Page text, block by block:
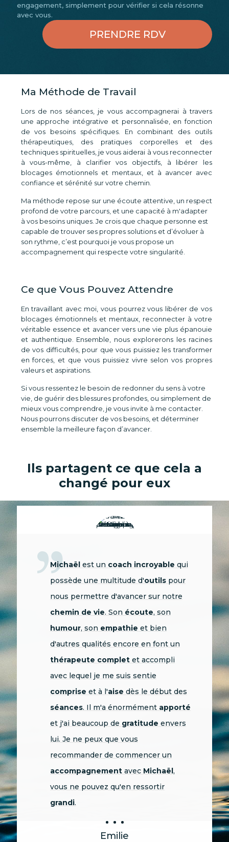
engagement, simplement pour vérifier si cela résonne
avec vous.
PRENDRE RDV
Ma Méthode de Travail
Lors de nos séances, je vous accompagnerai à travers
une approche intégrative et personnalisée, en fonction
de vos besoins spécifiques. En combinant des outils
thérapeutiques, des pratiques corporelles et des
techniques spirituelles, je vous aiderai à vous reconnecter
à vous-même, à clarifier vos objectifs, à libérer les
blocages émotionnels et mentaux, et à avancer avec
confiance et sérénité sur votre chemin.
Ma méthode repose sur une écoute attentive, un respect
profond de votre parcours, et une capacité à m'adapter
à vos besoins uniques. Je crois que chaque personne est
capable de trouver ses propres solutions et d’évoluer à
son rythme, c’est pourquoi je vous propose un
accompagnement qui respecte votre singularité.
Ce que Vous Pouvez Attendre
En travaillant avec moi, vous pourrez vous libérer de vos
blocages émotionnels et mentaux, reconnecter à votre
véritable essence et avancer vers une vie plus épanouie
et authentique. Ensemble, nous explorerons les racines
de vos difficultés, pour que vous puissiez les transformer
en forces, et que vous puissiez vivre selon vos propres
valeurs et aspirations.
Si vous ressentez le besoin de redonner du sens à votre
vie, de guérir des blessures profondes, ou simplement de
mieux vous comprendre, je vous invite à me contacter.
Nous pourrons discuter de vos besoins, et déterminer
ensemble la meilleure façon d’avancer.
Ils partagent ce que cela a
changé pour eux
Ce qui m'a d'abord frappé, c'est sa
capacité àcomprendre
intuitivementce qui se joueen
profondeur, parfois mêmeau-delà
des mots. Son intelligence
relationnelleest remarquable, et nos
échanges sont à la fois nourrissants
intellectuellement et profondément
humains. Ce que j'apprécie
particulièrement dans
l'accompagnement, c'est que Michaël
possède unerare capacité
conjuguer acuité intellectuelle et
intelligence émotionnelle. Son
approche sait être à la fois
structurée
ressenti.